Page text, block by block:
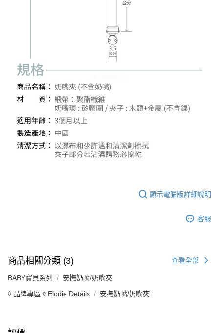
顯示電腦版詳細說明
客服
商品相關分類 (3) 查看全部
BABY寶貝系列 安撫奶嘴/奶嘴夾
◊ 品牌專區 ◊ Elodie Details 安撫奶嘴/奶嘴夾